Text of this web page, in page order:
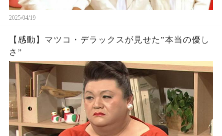
2025/04/19
【感動】マツコ・デラックスが見せた”本当の優し
さ”